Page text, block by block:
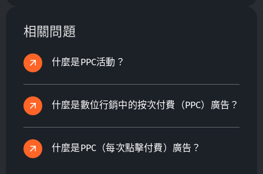
動的決策。
相關問題
什麼是PPC活動？
什麼是數位行銷中的按次付費（PPC）廣告？
什麼是PPC（每次點擊付費）廣告？